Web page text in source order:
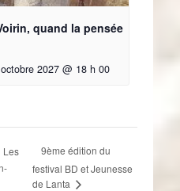
quand la pensée
2027 @ 18 h 00
Les
9ème édition du
festival BD et Jeunesse
de Lanta